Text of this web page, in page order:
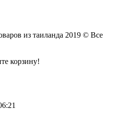
из таиланда 2019 © Все
корзину!